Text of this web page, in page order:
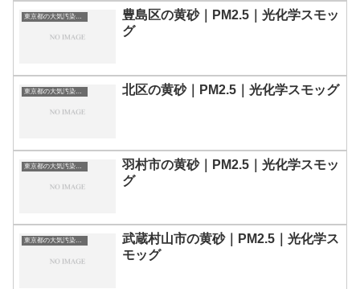
東京都の大気汚染・PM2.5・黄砂・エアロゾルの数値
豊島区の黄砂｜PM2.5｜光化学スモッ
グ
東京都の大気汚染・PM2.5・黄砂・エアロゾルの数値 北区の黄砂｜PM2.5｜光化学スモッグ
東京都の大気汚染・PM2.5・黄砂・エアロゾルの数値
羽村市の黄砂｜PM2.5｜光化学スモッ
グ
東京都の大気汚染・PM2.5・黄砂・エアロゾルの数値
武蔵村山市の黄砂｜PM2.5｜光化学ス
モッグ